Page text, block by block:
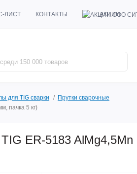
ЛИСТ КОНТАКТЫ АКЦИИ
для TIG сварки
Прутки сварочные
пачка 5 кг)
ER-5183